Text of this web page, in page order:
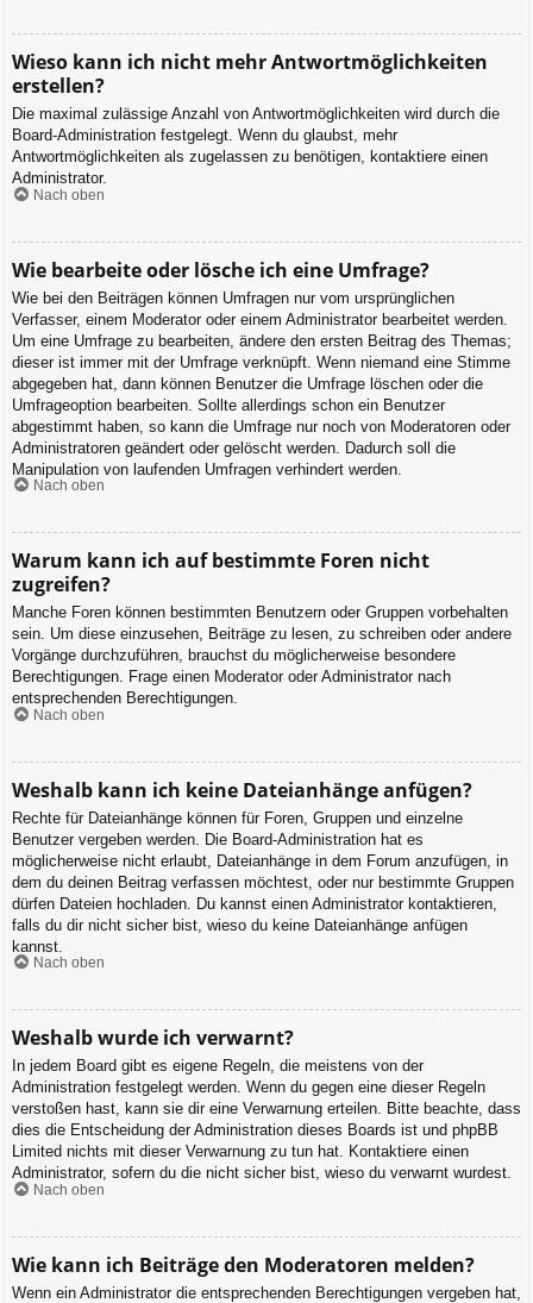
Wieso kann ich nicht mehr Antwortmöglichkeiten
erstellen?
Die maximal zulässige Anzahl von Antwortmöglichkeiten wird durch die
Board-Administration festgelegt. Wenn du glaubst, mehr
Antwortmöglichkeiten als zugelassen zu benötigen, kontaktiere einen
Administrator.
Nach oben
Wie bearbeite oder lösche ich eine Umfrage?
Wie bei den Beiträgen können Umfragen nur vom ursprünglichen
Verfasser, einem Moderator oder einem Administrator bearbeitet werden.
Um eine Umfrage zu bearbeiten, ändere den ersten Beitrag des Themas;
dieser ist immer mit der Umfrage verknüpft. Wenn niemand eine Stimme
abgegeben hat, dann können Benutzer die Umfrage löschen oder die
Umfrageoption bearbeiten. Sollte allerdings schon ein Benutzer
abgestimmt haben, so kann die Umfrage nur noch von Moderatoren oder
Administratoren geändert oder gelöscht werden. Dadurch soll die
Manipulation von laufenden Umfragen verhindert werden.
Nach oben
Warum kann ich auf bestimmte Foren nicht
zugreifen?
Manche Foren können bestimmten Benutzern oder Gruppen vorbehalten
sein. Um diese einzusehen, Beiträge zu lesen, zu schreiben oder andere
Vorgänge durchzuführen, brauchst du möglicherweise besondere
Berechtigungen. Frage einen Moderator oder Administrator nach
entsprechenden Berechtigungen.
Nach oben
Weshalb kann ich keine Dateianhänge anfügen?
Rechte für Dateianhänge können für Foren, Gruppen und einzelne
Benutzer vergeben werden. Die Board-Administration hat es
möglicherweise nicht erlaubt, Dateianhänge in dem Forum anzufügen, in
dem du deinen Beitrag verfassen möchtest, oder nur bestimmte Gruppen
dürfen Dateien hochladen. Du kannst einen Administrator kontaktieren,
falls du dir nicht sicher bist, wieso du keine Dateianhänge anfügen
kannst.
Nach oben
Weshalb wurde ich verwarnt?
In jedem Board gibt es eigene Regeln, die meistens von der
Administration festgelegt werden. Wenn du gegen eine dieser Regeln
verstoßen hast, kann sie dir eine Verwarnung erteilen. Bitte beachte, dass
dies die Entscheidung der Administration dieses Boards ist und phpBB
Limited nichts mit dieser Verwarnung zu tun hat. Kontaktiere einen
Administrator, sofern du die nicht sicher bist, wieso du verwarnt wurdest.
Nach oben
Wie kann ich Beiträge den Moderatoren melden?
Wenn ein Administrator die entsprechenden Berechtigungen vergeben hat,